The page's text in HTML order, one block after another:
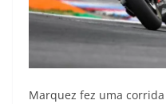
Marquez fez uma